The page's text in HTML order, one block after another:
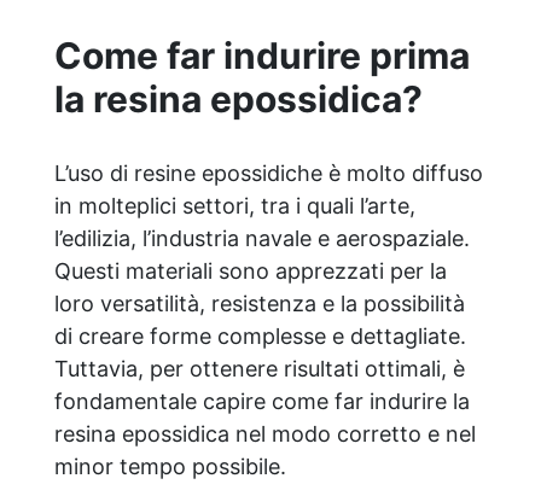
graffi e umidità.
Come far indurire prima
la resina epossidica?
L’uso di resine epossidiche è molto diffuso
in molteplici settori, tra i quali l’arte,
l’edilizia, l’industria navale e aerospaziale.
Questi materiali sono apprezzati per la
loro versatilità, resistenza e la possibilità
di creare forme complesse e dettagliate.
Tuttavia, per ottenere risultati ottimali, è
fondamentale capire come far indurire la
resina epossidica nel modo corretto e nel
minor tempo possibile.